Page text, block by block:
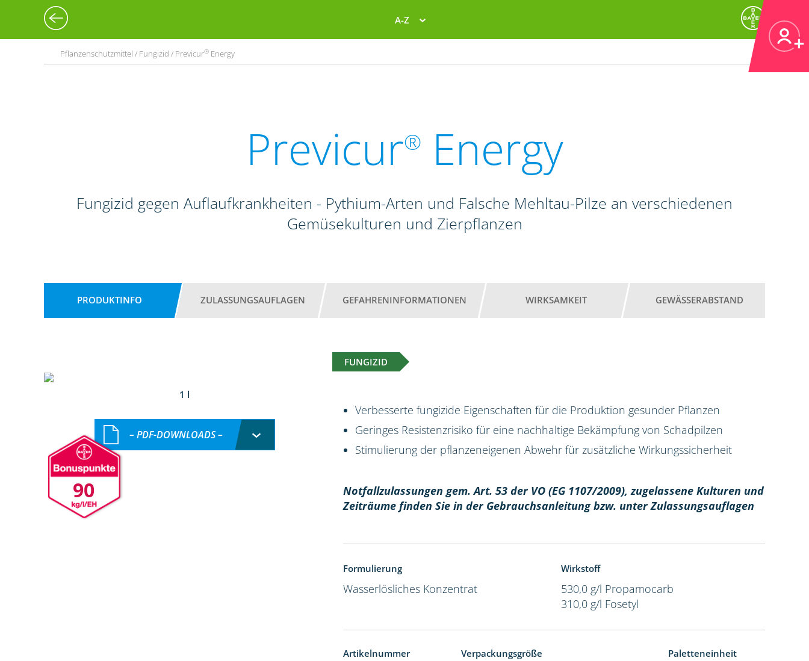
A-Z
Pflanzenschutzmittel / Fungizid / Previcur® Energy
Previcur® Energy
Fungizid gegen Auflaufkrankheiten - Pythium-Arten und Falsche Mehltau-Pilze an verschiedenen
Gemüsekulturen und Zierpflanzen
PRODUKTINFO ZULASSUNGSAUFLAGEN GEFAHRENINFORMATIONEN WIRKSAMKEIT GEWÄSSERABSTAND
FUNGIZID
1 l
90
– PDF-DOWNLOADS –
Verbesserte fungizide Eigenschaften für die Produktion gesunder Pflanzen
Geringes Resistenzrisiko für eine nachhaltige Bekämpfung von Schadpilzen
Stimulierung der pflanzeneigenen Abwehr für zusätzliche Wirkungssicherheit
Notfallzulassungen gem. Art. 53 der VO (EG 1107/2009), zugelassene Kulturen und
Zeiträume finden Sie in der Gebrauchsanleitung bzw. unter Zulassungsauflagen
Formulierung
Wasserlösliches Konzentrat
Wirkstoff
530,0 g/l Propamocarb
310,0 g/l Fosetyl
Artikelnummer Verpackungsgröße Paletteneinheit